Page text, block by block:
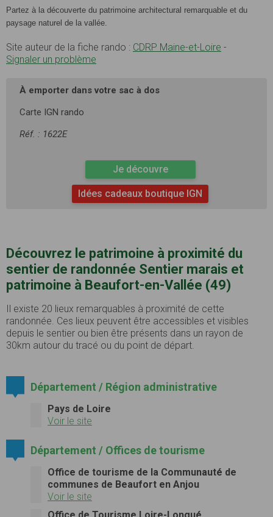
Partez à la découverte du patrimoine architectural remarquable et du
paysage naturel de la vallée.
Site auteur de la fiche rando : CDRP Maine-et-Loire -
Signaler un problème
À emporter dans votre sac à dos
Carte IGN rando
Réf. : 1622E
Je découvre
Idées cadeaux boutique IGN
Découvrez le patrimoine à proximité du
sentier de randonnée Sentier marais et
patrimoine à Beaufort-en-Vallée (49)
Il existe 20 lieux remarquables à proximité de cette
randonnée. Ces lieux peuvent être accessibles et visibles
depuis le sentier ou bien être présents dans un rayon de
30km autour du tracé ou du point de départ.
Département / Région administrative
Pays de Loire
Voir le site
Département / Offices de tourisme
Office de tourisme de la Communauté de
communes de Beaufort en Anjou
Voir le site